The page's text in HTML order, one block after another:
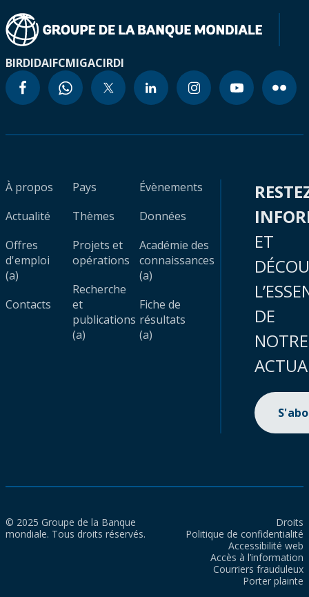
BIRDIDAIFCMIGACIRDI
À propos
Actualité
Offres
d'emploi
(a)
Contacts
Pays
Thèmes
Projets et
opérations
Recherche
et
publications
(a)
Évènements
Données
Académie des
connaissances
(a)
Fiche de
résultats
(a)
ET
DE
NOTRE
© 2025 Groupe de la Banque
mondiale. Tous droits réservés.
Droits
Politique de confidentialité
Accessibilité web
Accès à l’information
Courriers frauduleux
Porter plainte